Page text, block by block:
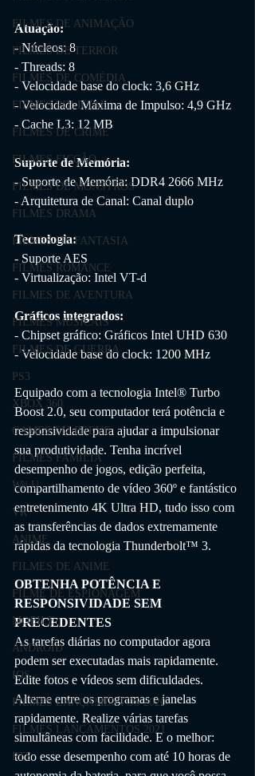
FILMES DE ANIMAÇÃO
FILMES DE TERROR
FILMES DE COMÉDIA
FILMES POLICIAL
FILMES DE CRIME
FILMES FICÇÃO
FILMES DE MONSTROS
FILMES DRAMA
FILMES DE FANTASIA
FILMES ROMANCE
FILMES DE AVENTURA
FILMES MUSICAIS
FILMES DE GUERRA
PS3
XBOX 360
GAMES EM BREVE
FILMES FAMÍLIA
Wii U
VR
ANIME
FILMES DE ANIME
FILME DE ESPIONAGEM
MOBILE
ANDROID
IOS
FILMES LANÇAMENTOS 2020
FILMES LANÇAMENTOS 2021
RTS
Atuação:
- Núcleos: 8
- Threads: 8
- Velocidade base do clock: 3,6 GHz
- Velocidade Máxima de Impulso: 4,9 GHz
- Cache L3: 12 MB
Suporte de Memória:
- Suporte de Memória: DDR4 2666 MHz
- Arquitetura de Canal: Canal duplo
Tecnologia:
- Suporte AES
- Virtualização: Intel VT-d
Gráficos integrados:
- Chipset gráfico: Gráficos Intel UHD 630
- Velocidade base do clock: 1200 MHz
Equipado com a tecnologia Intel® Turbo
Boost 2.0, seu computador terá potência e
responsividade para ajudar a impulsionar
sua produtividade. Tenha incrível
desempenho de jogos, edição perfeita,
compartilhamento de vídeo 360º e fantástico
entretenimento 4K Ultra HD, tudo isso com
as transferências de dados extremamente
rápidas da tecnologia Thunderbolt™ 3.
OBTENHA POTÊNCIA E
RESPONSIVIDADE SEM
PRECEDENTES
As tarefas diárias no computador agora
podem ser executadas mais rapidamente.
Edite fotos e vídeos sem dificuldades.
Alterne entre os programas e janelas
rapidamente. Realize várias tarefas
simultâneas com facilidade. E o melhor:
todo esse desempenho com até 10 horas de